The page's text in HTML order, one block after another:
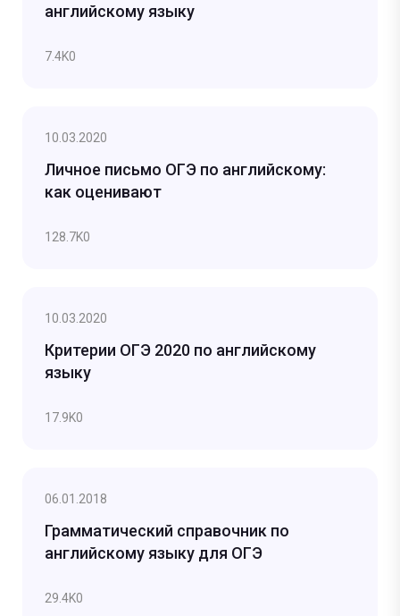
английскому языку
7.4K0
10.03.2020
Личное письмо ОГЭ по английскому:
как оценивают
128.7K0
10.03.2020
Критерии ОГЭ 2020 по английскому
языку
17.9K0
06.01.2018
Грамматический справочник по
английскому языку для ОГЭ
29.4K0